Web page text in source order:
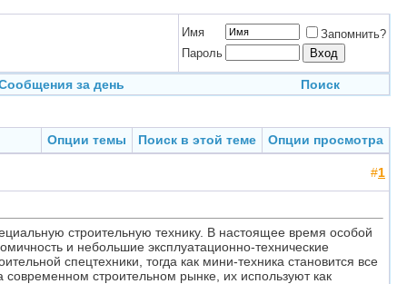
Имя
Запомнить?
Пароль
за день Поиск
Опции темы Поиск в этой теме Опции просмотра
#1
строительную технику. В настоящее время особой
и небольшие эксплуатационно-технические
спецтехники, тогда как мини-техника становится все
строительном рынке, их используют как